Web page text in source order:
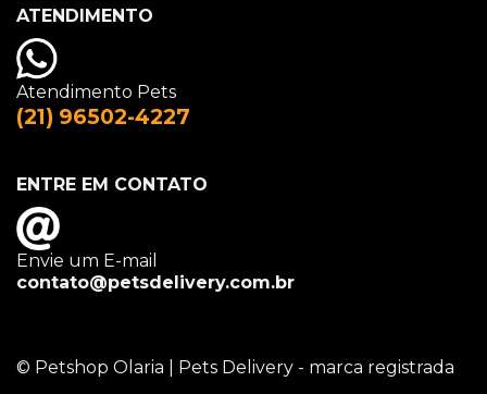
ATENDIMENTO
Atendimento Pets
(21) 96502-4227
ENTRE EM CONTATO
Envie um E-mail
contato@petsdelivery.com.br
© Petshop Olaria | Pets Delivery - marca registrada